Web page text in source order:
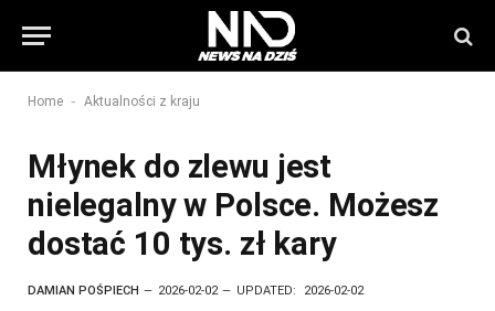
Home - Aktualności z kraju
Młynek do zlewu jest
nielegalny w Polsce. Możesz
dostać 10 tys. zł kary
DAMIAN POŚPIECH 2026-02-02 UPDATED: 2026-02-02